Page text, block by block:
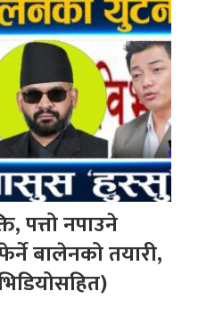
पत्तो नपाउने
बालेनको तयारी,